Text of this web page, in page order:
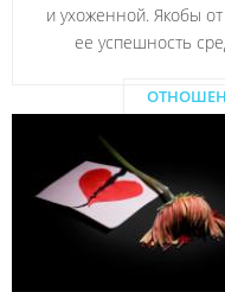
и ухоженной. Якобы от
ее успешность